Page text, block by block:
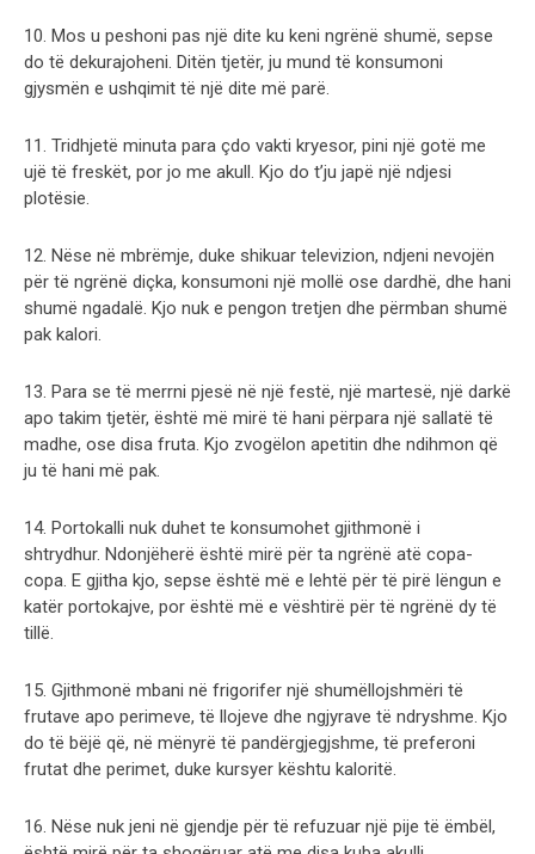
10. Mos u peshoni pas një dite ku keni ngrënë shumë, sepse
do të dekurajoheni. Ditën tjetër, ju mund të konsumoni
gjysmën e ushqimit të një dite më parë.
11. Tridhjetë minuta para çdo vakti kryesor, pini një gotë me
ujë të freskët, por jo me akull. Kjo do t’ju japë një ndjesi
plotësie.
12. Nëse në mbrëmje, duke shikuar televizion, ndjeni nevojën
për të ngrënë diçka, konsumoni një mollë ose dardhë, dhe hani
shumë ngadalë. Kjo nuk e pengon tretjen dhe përmban shumë
pak kalori.
13. Para se të merrni pjesë në një festë, një martesë, një darkë
apo takim tjetër, është më mirë të hani përpara një sallatë të
madhe, ose disa fruta. Kjo zvogëlon apetitin dhe ndihmon që
ju të hani më pak.
14. Portokalli nuk duhet te konsumohet gjithmonë i
shtrydhur. Ndonjëherë është mirë për ta ngrënë atë copa-
copa. E gjitha kjo, sepse është më e lehtë për të pirë lëngun e
katër portokajve, por është më e vështirë për të ngrënë dy të
tillë.
15. Gjithmonë mbani në frigorifer një shumëllojshmëri të
frutave apo perimeve, të llojeve dhe ngjyrave të ndryshme. Kjo
do të bëjë që, në mënyrë të pandërgjegjshme, të preferoni
frutat dhe perimet, duke kursyer kështu kaloritë.
16. Nëse nuk jeni në gjendje për të refuzuar një pije të ëmbël,